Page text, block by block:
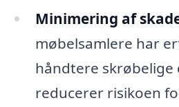
Minimering af
møbelsamlere har
håndtere skrøbelige
reducerer risikoen